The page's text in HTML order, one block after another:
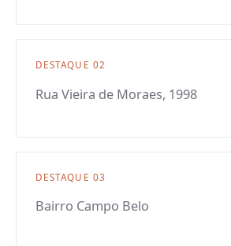
DESTAQUE 02
Rua Vieira de Moraes, 1998
DESTAQUE 03
Bairro Campo Belo